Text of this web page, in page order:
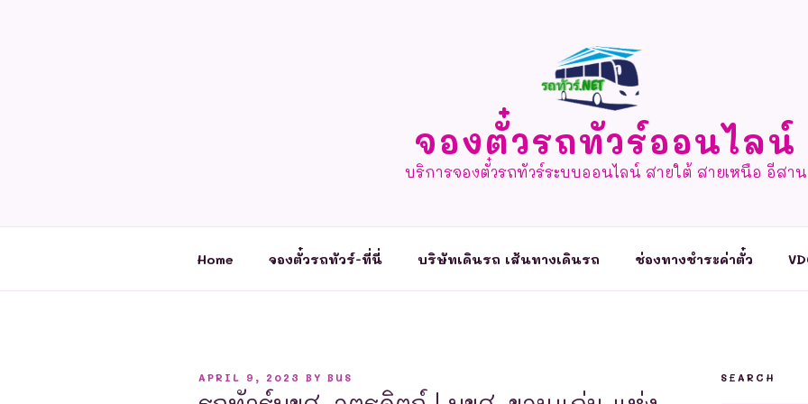
จองตั๋วรถทัวร์ออนไลน์
บริการจองตั๋วรถทัวร์ระบบออนไลน์ สายใต้ สายเหนือ อีสาน
Home จองตั๋วรถทัวร์-ที่นี่ บริษัทเดินรถ เส้นทางเดินรถ ช่องทางชำระค่าตั๋ว
POSTED
APRIL 9, 2023 BY BUS SEARCH